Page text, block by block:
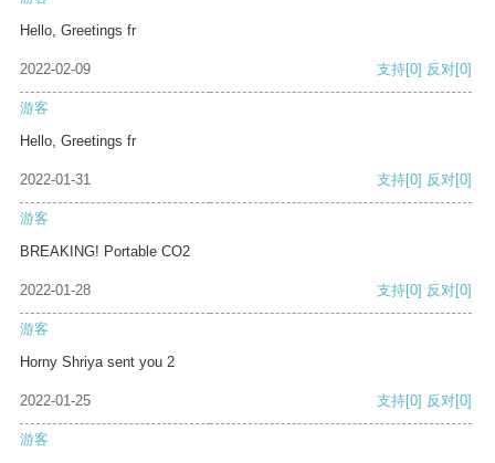
Hello, Greetings fr
2022-02-09 支持[0] 反对[0]
游客
Hello, Greetings fr
2022-01-31 支持[0] 反对[0]
游客
BREAKING! Portable CO2
2022-01-28 支持[0] 反对[0]
游客
Horny Shriya sent you 2
2022-01-25 支持[0] 反对[0]
游客